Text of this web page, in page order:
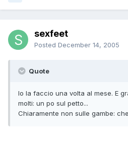
sexfeet
Posted December 14, 2005
Quote
Io la faccio una volta al mese. E
molti: un po sul petto...
Chiaramente non sulle gambe: